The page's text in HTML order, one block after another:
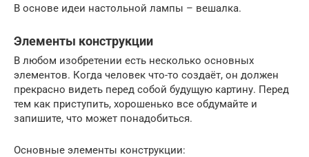
В основе идеи настольной лампы – вешалка.
Элементы конструкции
В любом изобретении есть несколько основных
элементов. Когда человек что-то создаёт, он должен
прекрасно видеть перед собой будущую картину. Перед
тем как приступить, хорошенько все обдумайте и
запишите, что может понадобиться.
Основные элементы конструкции: